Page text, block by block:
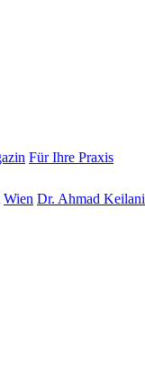
Für Ihre Praxis
Wien Dr. Ahmad Keilani